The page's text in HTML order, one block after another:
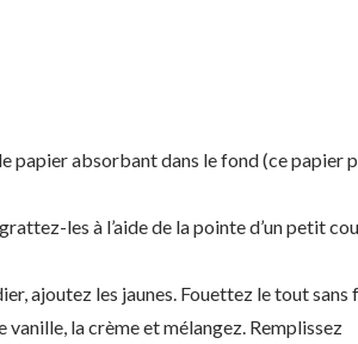
papier absorbant dans le fond (ce papier
les à l’aide de la pointe d’un petit
ajoutez les jaunes. Fouettez le tout sans
vanille, la crème et mélangez. Remplissez